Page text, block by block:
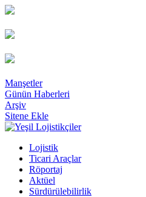
Manşetler
Günün Haberleri
Arşiv
Sitene Ekle
Lojistik
Ticari Araçlar
Röportaj
Aktüel
Sürdürülebilirlik